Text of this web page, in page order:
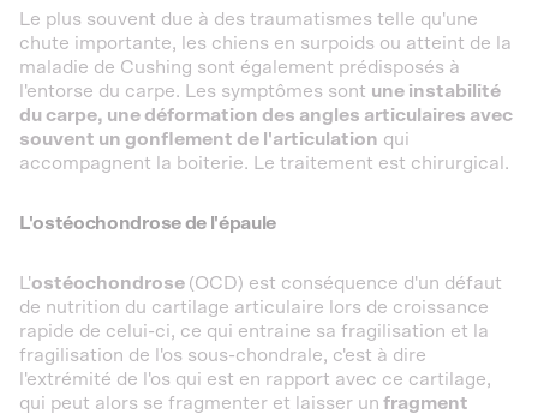
Le plus souvent due à des traumatismes telle qu'une
chute importante, les chiens en surpoids ou atteint de la
maladie de Cushing sont également prédisposés à
l'entorse du carpe. Les symptômes sont une instabilité
du carpe, une déformation des angles articulaires avec
souvent un gonflement de l'articulation qui
accompagnent la boiterie. Le traitement est chirurgical.
L'ostéochondrose de l'épaule
L'ostéochondrose (OCD) est conséquence d'un défaut
de nutrition du cartilage articulaire lors de croissance
rapide de celui-ci, ce qui entraine sa fragilisation et la
fragilisation de l'os sous-chondrale, c'est à dire
l'extrémité de l'os qui est en rapport avec ce cartilage,
qui peut alors se fragmenter et laisser un fragment